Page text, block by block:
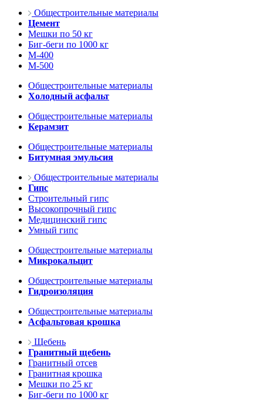
Общестроительные материалы
Цемент
Мешки по 50 кг
Биг-беги по 1000 кг
М-400
М-500
Общестроительные материалы
Холодный асфальт
Общестроительные материалы
Керамзит
Общестроительные материалы
Битумная эмульсия
Общестроительные материалы
Гипс
Строительный гипс
Высокопрочный гипс
Медицинский гипс
Умный гипс
Общестроительные материалы
Микрокальцит
Общестроительные материалы
Гидроизоляция
Общестроительные материалы
Асфальтовая крошка
Щебень
Гранитный щебень
Гранитный отсев
Гранитная крошка
Мешки по 25 кг
Биг-беги по 1000 кг